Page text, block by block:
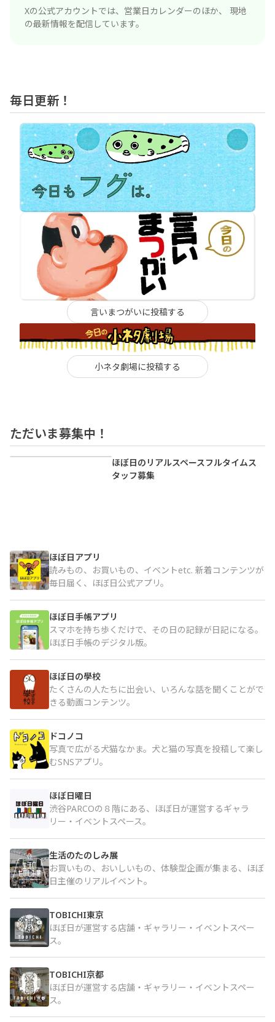
Xの公式アカウントでは、営業日カレンダーのほか、 現地
の最新情報を配信しています。
毎日更新！
言いまつがいに投稿する
今日のダンナ ハートブレイク
今日の食べすぎ
小ネタ劇場に投稿する
ただいま募集中！
ほぼ日のリアルスペース フルタイムス
タッフ募集
ほぼ日アプリ
読みもの、お買いもの、イベントetc. 新着コンテンツが
毎日届く、ほぼ日公式アプリ。
ほぼ日手帳アプリ
スマホを持ち歩くだけで、その日の記録が日記になる。
ほぼ日手帳のデジタル版。
ほぼ日の學校
たくさんの人たちに出会い、いろんな話を聞くことがで
きる動画コンテンツ。
ドコノコ
写真で広がる犬猫なかま。犬と猫の写真を投稿して楽し
むSNSアプリ。
ほぼ日曜日
渋谷PARCOの８階にある、ほぼ日が運営するギャラ
リー・イベントスペース。
生活のたのしみ展
お買いもの、おいしいもの、体験型企画が集まる、ほぼ
日主催のリアルイベント。
TOBICHI東京
ほぼ日が運営する店舗・ギャラリー・イベントスペー
ス。
TOBICHI京都
ほぼ日が運営する店舗・ギャラリー・イベントスペー
ス。